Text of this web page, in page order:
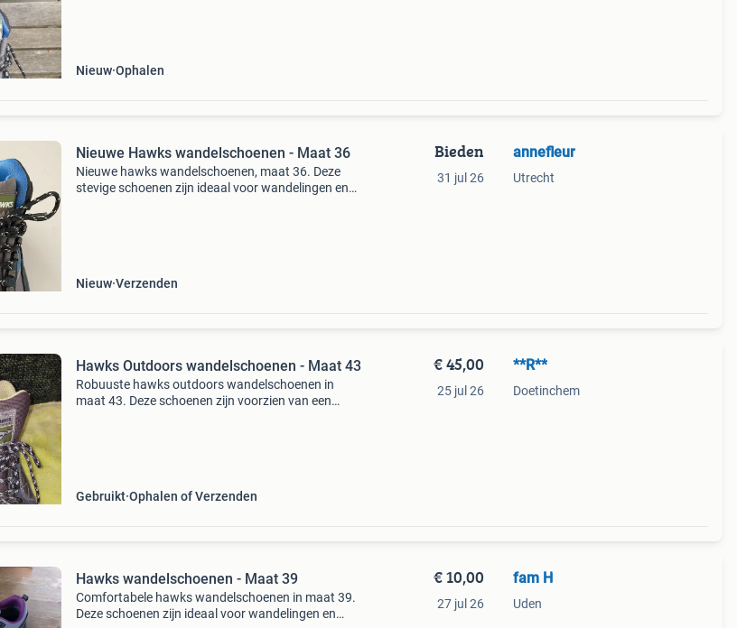
Nieuw Ophalen
Nieuwe Hawks wandelschoenen - Maat 36
Nieuwe hawks wandelschoenen, maat 36. Deze
stevige schoenen zijn ideaal voor wandelingen en
Nieuw Verzenden
Bieden
31 jul 26
annefleur
Utrecht
Hawks Outdoors wandelschoenen - Maat 43
Robuuste hawks outdoors wandelschoenen in
maat 43. Deze schoenen zijn voorzien van een
Gebruikt Ophalen of Verzenden
€ 45,00
25 jul 26
**R**
Doetinchem
Hawks wandelschoenen - Maat 39
Comfortabele hawks wandelschoenen in maat 39.
Deze schoenen zijn ideaal voor wandelingen en
€ 10,00
27 jul 26
fam H
Uden